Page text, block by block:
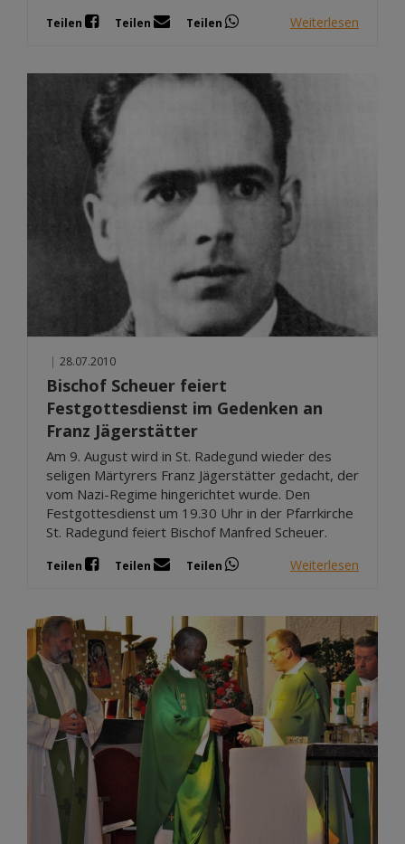
Teilen Teilen Teilen Weiterlesen
| 28.07.2010
Bischof Scheuer feiert
Festgottesdienst im Gedenken an
Franz Jägerstätter
Am 9. August wird in St. Radegund wieder des
seligen Märtyrers Franz Jägerstätter gedacht, der
vom Nazi-Regime hingerichtet wurde. Den
Festgottesdienst um 19.30 Uhr in der Pfarrkirche
St. Radegund feiert Bischof Manfred Scheuer.
Teilen Teilen Teilen Weiterlesen